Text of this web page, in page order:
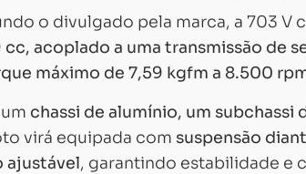
o divulgado pela marca, a 703 V
acoplado a uma transmissão de
máximo de 7,59 kgfm a 8.500
chassi de alumínio, um subchassi
virá equipada com suspensão
ajustável, garantindo estabilidade e